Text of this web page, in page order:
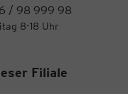
/ 98 999 98
8-18 Uhr
Filiale